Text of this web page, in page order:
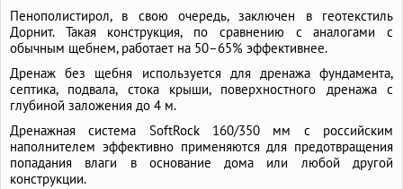
Пенополистирол, в свою очередь, заключен в геотекстиль
Дорнит. Такая конструкция, по сравнению с аналогами с
обычным щебнем, работает на 50–65% эффективнее.
Дренаж без щебня используется для дренажа фундамента,
септика, подвала, стока крыши, поверхностного дренажа с
глубиной заложения до 4 м.
Дренажная система SoftRock 160/350 мм c российским
наполнителем эффективно применяются для предотвращения
попадания влаги в основание дома или любой другой
конструкции.